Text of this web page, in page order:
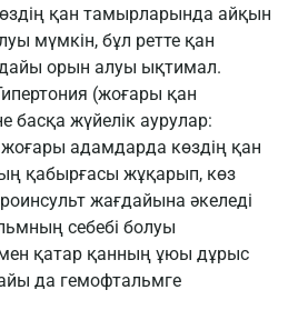
қан тамырларында айқын
мүмкін, бұл ретте қан
орын алуы ықтимал.
(жоғары қан
жүйелік аурулар:
адамдарда көздің қан
қабырғасы жұқарып, көз
жағдайына әкеледі
себебі болуы
қатар қанның ұюы дұрыс
да гемофтальмге